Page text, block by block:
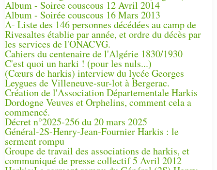
Album - Soiree couscous 12 Avril 2014
Album - Soirée couscous 16 Mars 2013
A- Liste des 146 personnes décédées au camp de
Rivesaltes établie par année, et ordre du décès par
les services de l'ONACVG.
Cahiers du centenaire de l'Algérie 1830/1930
C'est quoi un harki ! (pour les nuls...)
(Cœurs de harkis) interview du lycée Georges
Leygues de Villeneuve-sur-lot à Bergerac.
Création de l'Association Départementale Harkis
Dordogne Veuves et Orphelins, comment cela a
commencé.
Décret n°2025-256 du 20 mars 2025
Général-2S-Henry-Jean-Fournier Harkis : le
serment rompu
Groupe de travail des associations de harkis, et
communiqué de presse collectif 5 Avril 2012